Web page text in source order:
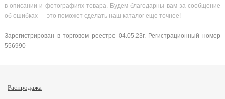
в описании и фотографиях товара. Будем благодарны вам за сообщение
об ошибках — это поможет сделать наш каталог еще точнее!
Зарегистрирован в торговом реестре 04.05.23г. Регистрационный номер
556990
Распродажа